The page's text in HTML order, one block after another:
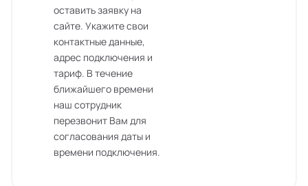
оставить заявку на
сайте. Укажите свои
контактные данные,
адрес подключения и
тариф. В течение
ближайшего времени
наш сотрудник
перезвонит Вам для
согласования даты и
времени подключения.